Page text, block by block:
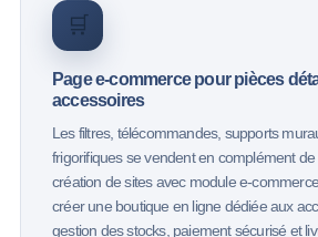
🛒
Page e-commerce pour pièces
accessoires
Les filtres, télécommandes, supports
frigorifiques se vendent en complément de
création de sites avec module e-
créer une boutique en ligne dédiée aux
gestion des stocks, paiement sécurisé et